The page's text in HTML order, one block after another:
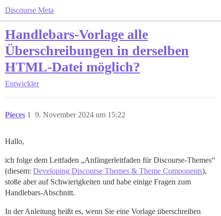
Discourse Meta
Handlebars-Vorlage alle
Überschreibungen in derselben
HTML-Datei möglich?
Entwickler
Pieces 9. November 2024 um 15:22
1
Hallo,
ich folge dem Leitfaden „Anfängerleitfaden für Discourse-Themes“
(diesem: Developing Discourse Themes & Theme Components),
stoße aber auf Schwierigkeiten und habe einige Fragen zum
Handlebars-Abschnitt.
In der Anleitung heißt es, wenn Sie eine Vorlage überschreiben